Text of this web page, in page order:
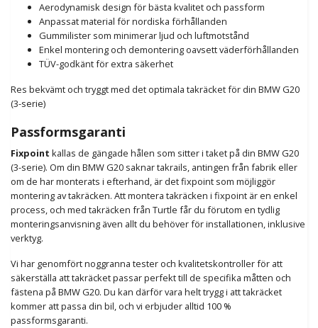
Aerodynamisk design för bästa kvalitet och passform
Anpassat material för nordiska förhållanden
Gummilister som minimerar ljud och luftmotstånd
Enkel montering och demontering oavsett väderförhållanden
TÜV-godkänt för extra säkerhet
Res bekvämt och tryggt med det optimala takräcket för din BMW G20
(3-serie)
Passformsgaranti
Fixpoint kallas de gängade hålen som sitter i taket på din BMW G20
(3-serie). Om din BMW G20 saknar takrails, antingen från fabrik eller
om de har monterats i efterhand, är det fixpoint som möjliggör
montering av takräcken. Att montera takräcken i fixpoint är en enkel
process, och med takräcken från Turtle får du förutom en tydlig
monteringsanvisning även allt du behöver för installationen, inklusive
verktyg.
Vi har genomfört noggranna tester och kvalitetskontroller för att
säkerställa att takräcket passar perfekt till de specifika måtten och
fästena på BMW G20. Du kan därför vara helt trygg i att takräcket
kommer att passa din bil, och vi erbjuder alltid 100 %
passformsgaranti.